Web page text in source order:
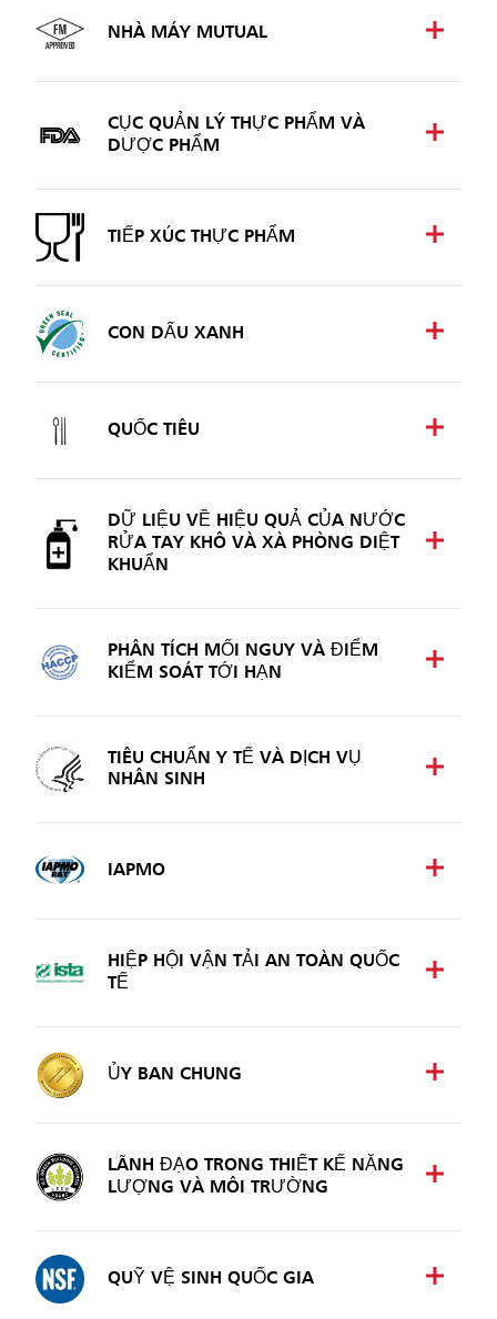
NHÀ MÁY MUTUAL
CỤC QUẢN LÝ THỰC PHẨM VÀ
DƯỢC PHẨM
TIẾP XÚC THỰC PHẨM
CON DẤU XANH
QUỐC TIÊU
DỮ LIỆU VỀ HIỆU QUẢ CỦA NƯỚC
RỬA TAY KHÔ VÀ XÀ PHÒNG DIỆT
KHUẨN
PHÂN TÍCH MỐI NGUY VÀ ĐIỂM
KIỂM SOÁT TỚI HẠN
TIÊU CHUẨN Y TẾ VÀ DỊCH VỤ
NHÂN SINH
IAPMO
HIỆP HỘI VẬN TẢI AN TOÀN QUỐC
TẾ
ỦY BAN CHUNG
LÃNH ĐẠO TRONG THIẾT KẾ NĂNG
LƯỢNG VÀ MÔI TRƯỜNG
QUỸ VỆ SINH QUỐC GIA